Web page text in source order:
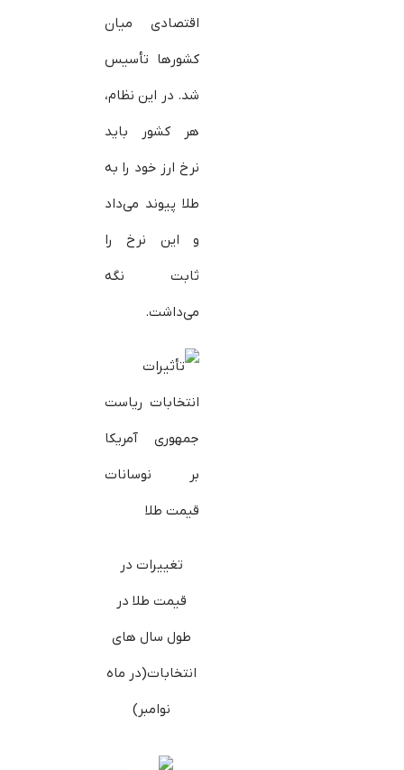
اقتصادی میان
کشورها تأسیس
شد. در این نظام،
هر کشور باید
نرخ ارز خود را به
طلا پیوند می‌داد
و این نرخ را
ثابت نگه
می‌داشت.
تغییرات در
قیمت طلا در
طول سال های
انتخابات(در ماه
نوامبر)